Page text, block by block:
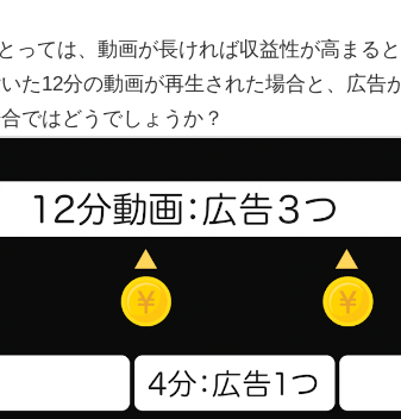
っては、動画が長ければ収益性が高まる
た12分の動画が再生された場合と、広告
ではどうでしょうか？